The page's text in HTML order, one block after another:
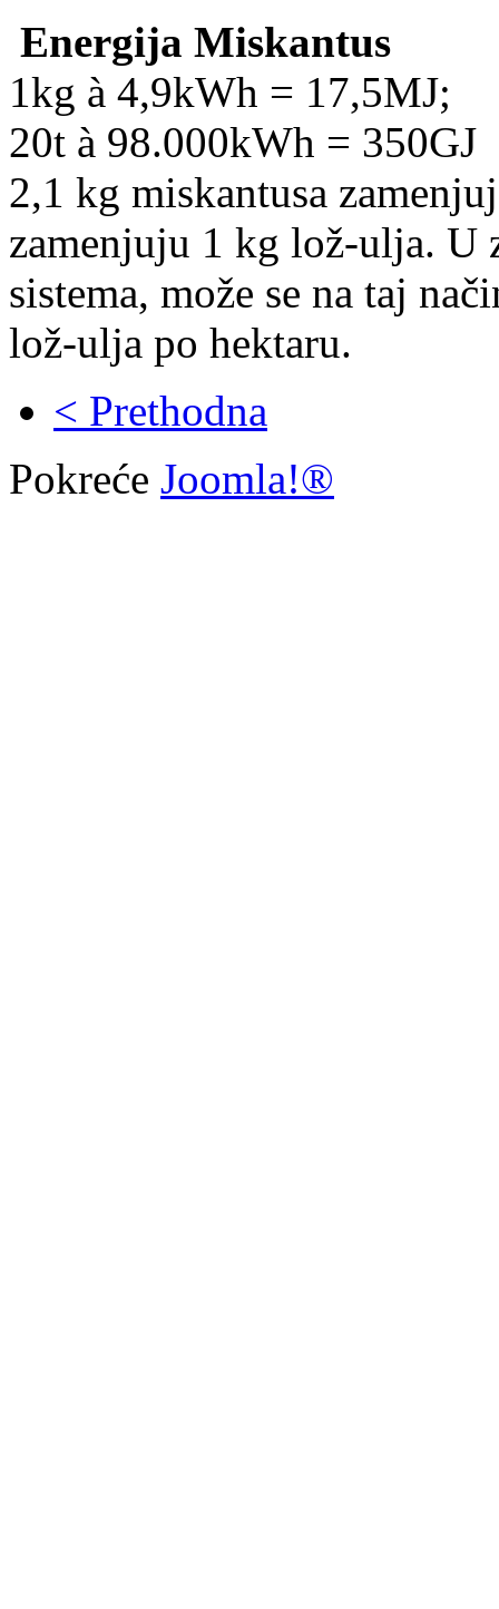
Energija Miskantus
1kg à 4,9kWh = 17,5MJ;
20t à 98.000kWh = 350GJ
2,1 kg miskantusa
zamenjuju 1 kg lož-ulja. U
sistema, može se na taj
lož-ulja po hektaru.
< Prethodna
Pokreće Joomla!®